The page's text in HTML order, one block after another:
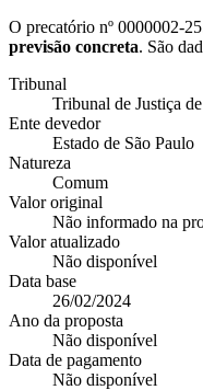
O precatório nº 0000002-
previsão concreta. São
Tribunal
Tribunal de Justiça
Ente devedor
Estado de São Paulo
Natureza
Comum
Valor original
Não informado na
Valor atualizado
Não disponível
Data base
26/02/2024
Ano da proposta
Não disponível
Data de pagamento
Não disponível